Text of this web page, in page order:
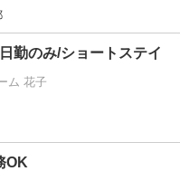
勤のみ/ショートステイ
ム 花子
OK